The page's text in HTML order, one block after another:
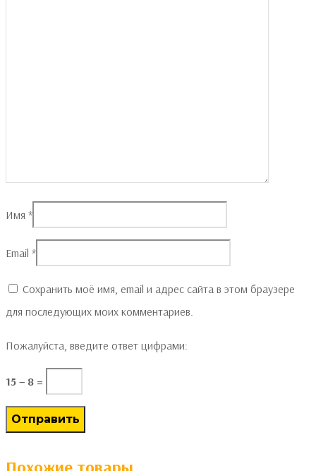
Имя *
Email *
Сохранить моё имя, email и адрес сайта в этом браузере
для последующих моих комментариев.
Пожалуйста, введите ответ цифрами:
15 − 8 =
Похожие товары